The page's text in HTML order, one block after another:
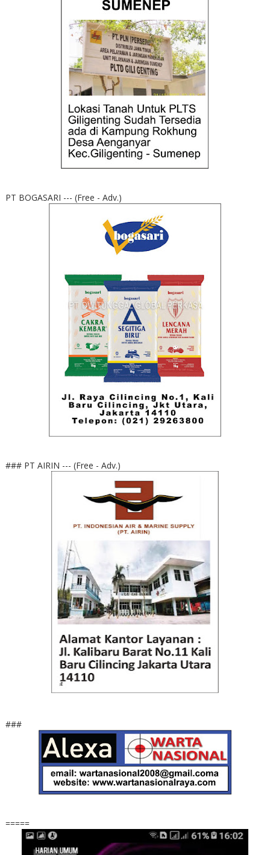
PT BOGASARI --- (Free - Adv.)
### PT AIRIN --- (Free - Adv.)
###
=====